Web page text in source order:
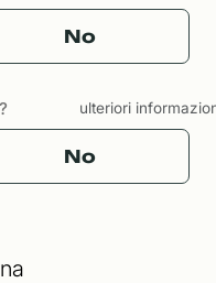
No
ulteriori
No